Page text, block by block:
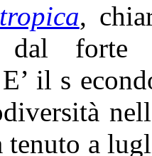
,
dal
il s
tenuto a